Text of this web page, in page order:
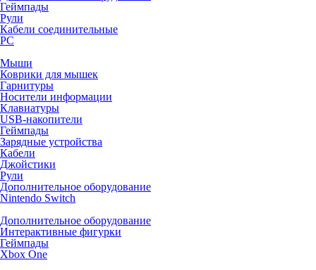
Геймпады
Рули
Кабели соединительные
PC
Мыши
Коврики для мышек
Гарнитуры
Носители информации
Клавиатуры
USB-накопители
Геймпады
Зарядные устройства
Кабели
Джойстики
Рули
Дополнительное оборудование
Nintendo Switch
Дополнительное оборудование
Интерактивные фигурки
Геймпады
Xbox One